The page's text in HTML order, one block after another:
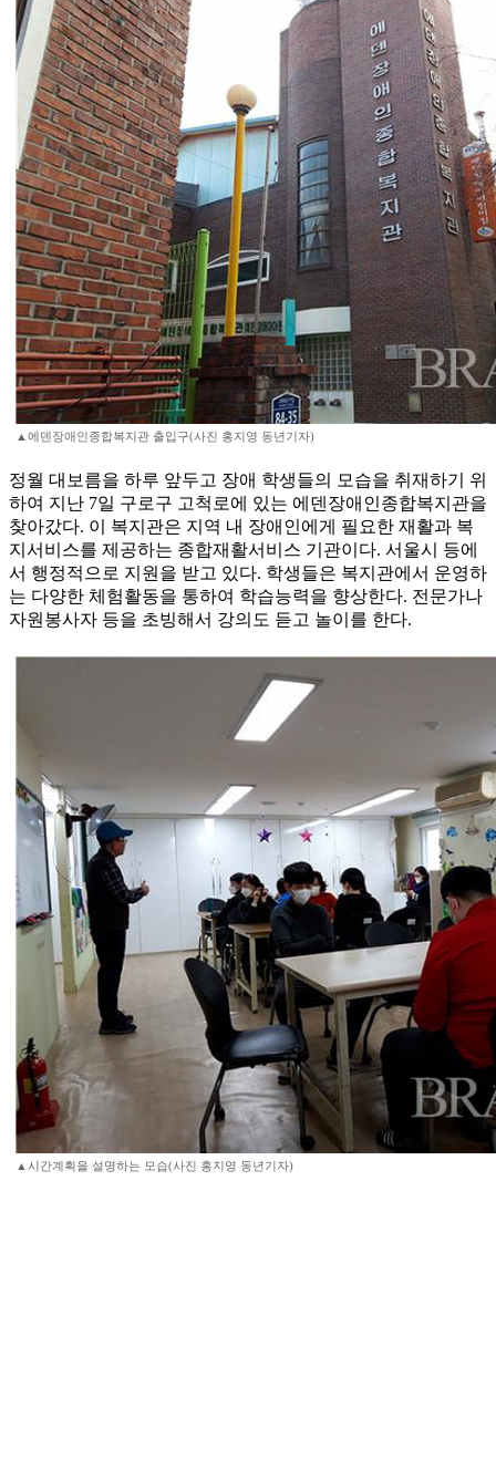
▲에덴장애인종합복지관 출입구(사진 홍지영 동년기자)
정월 대보름을 하루 앞두고 장애 학생들의 모습을 취재하기 위
하여 지난 7일 구로구 고척로에 있는 에덴장애인종합복지관을
찾아갔다. 이 복지관은 지역 내 장애인에게 필요한 재활과 복
지서비스를 제공하는 종합재활서비스 기관이다. 서울시 등에
서 행정적으로 지원을 받고 있다. 학생들은 복지관에서 운영하
는 다양한 체험활동을 통하여 학습능력을 향상한다. 전문가나
자원봉사자 등을 초빙해서 강의도 듣고 놀이를 한다.
▲시간계획을 설명하는 모습(사진 홍지영 동년기자)